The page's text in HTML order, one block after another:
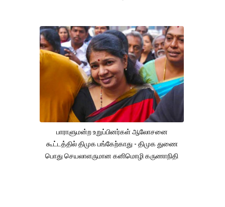
பாராளுமன்ற உறுப்பினர்கள் ஆலோசனை
கூட்டத்தில் திமுக பங்கேற்காது - திமுக துணை
பொது செயலாளருமான கனிமொழி கருணாநிதி